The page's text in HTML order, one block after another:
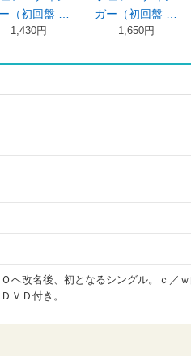
（初回盤 …
1,430円
ガー（初回盤 …
1,650円
へ改名後、初となるシングル。ｃ／ｗ
ＶＤ付き。